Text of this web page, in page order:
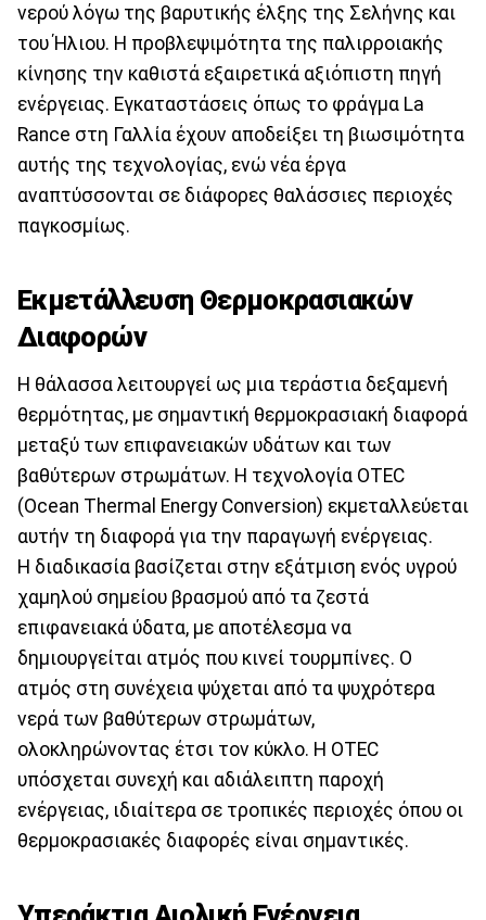
νερού λόγω της βαρυτικής έλξης της Σελήνης και
του Ήλιου. Η προβλεψιμότητα της παλιρροιακής
κίνησης την καθιστά εξαιρετικά αξιόπιστη πηγή
ενέργειας. Εγκαταστάσεις όπως το φράγμα La
Rance στη Γαλλία έχουν αποδείξει τη βιωσιμότητα
αυτής της τεχνολογίας, ενώ νέα έργα
αναπτύσσονται σε διάφορες θαλάσσιες περιοχές
παγκοσμίως.
Εκμετάλλευση Θερμοκρασιακών
Διαφορών
Η θάλασσα λειτουργεί ως μια τεράστια δεξαμενή
θερμότητας, με σημαντική θερμοκρασιακή διαφορά
μεταξύ των επιφανειακών υδάτων και των
βαθύτερων στρωμάτων. Η τεχνολογία OTEC
(Ocean Thermal Energy Conversion) εκμεταλλεύεται
αυτήν τη διαφορά για την παραγωγή ενέργειας.
Η διαδικασία βασίζεται στην εξάτμιση ενός υγρού
χαμηλού σημείου βρασμού από τα ζεστά
επιφανειακά ύδατα, με αποτέλεσμα να
δημιουργείται ατμός που κινεί τουρμπίνες. Ο
ατμός στη συνέχεια ψύχεται από τα ψυχρότερα
νερά των βαθύτερων στρωμάτων,
ολοκληρώνοντας έτσι τον κύκλο. Η OTEC
υπόσχεται συνεχή και αδιάλειπτη παροχή
ενέργειας, ιδιαίτερα σε τροπικές περιοχές όπου οι
θερμοκρασιακές διαφορές είναι σημαντικές.